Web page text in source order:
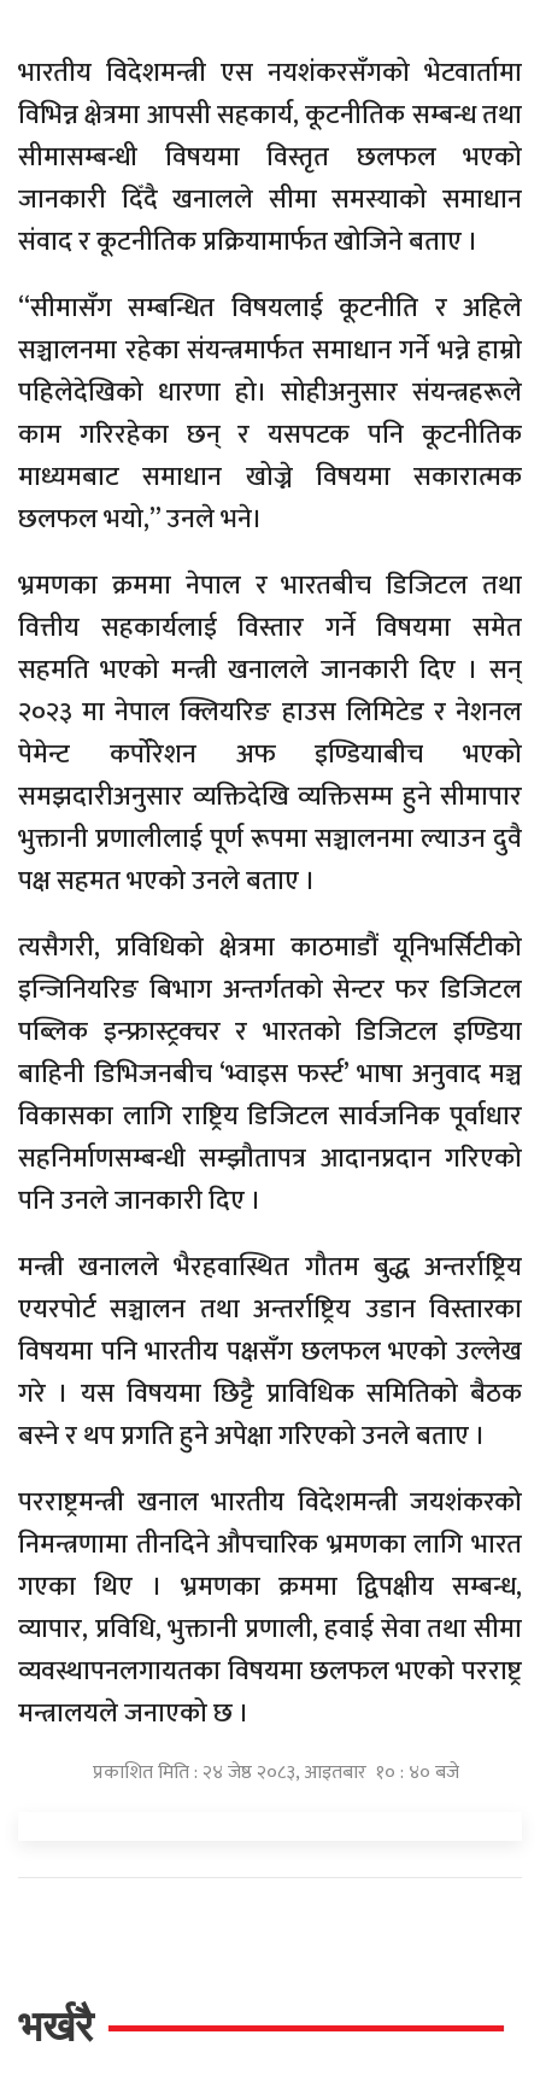
भारतीय विदेशमन्त्री एस नयशंकरसँगको भेटवार्तामा
विभिन्न क्षेत्रमा आपसी सहकार्य, कूटनीतिक सम्बन्ध तथा
सीमासम्बन्धी विषयमा विस्तृत छलफल भएको
जानकारी दिँदै खनालले सीमा समस्याको समाधान
संवाद र कूटनीतिक प्रक्रियामार्फत खोजिने बताए ।
“सीमासँग सम्बन्धित विषयलाई कूटनीति र अहिले
सञ्चालनमा रहेका संयन्त्रमार्फत समाधान गर्ने भन्ने हाम्रो
पहिलेदेखिको धारणा हो। सोहीअनुसार संयन्त्रहरूले
काम गरिरहेका छन् र यसपटक पनि कूटनीतिक
माध्यमबाट समाधान खोज्ने विषयमा सकारात्मक
छलफल भयो,” उनले भने।
भ्रमणका क्रममा नेपाल र भारतबीच डिजिटल तथा
वित्तीय सहकार्यलाई विस्तार गर्ने विषयमा समेत
सहमति भएको मन्त्री खनालले जानकारी दिए । सन्
२०२३ मा नेपाल क्लियरिङ हाउस लिमिटेड र नेशनल
पेमेन्ट कर्पोरेशन अफ इण्डियाबीच भएको
समझदारीअनुसार व्यक्तिदेखि व्यक्तिसम्म हुने सीमापार
भुक्तानी प्रणालीलाई पूर्ण रूपमा सञ्चालनमा ल्याउन दुवै
पक्ष सहमत भएको उनले बताए ।
त्यसैगरी, प्रविधिको क्षेत्रमा काठमाडौं यूनिभर्सिटीको
इन्जिनियरिङ बिभाग अन्तर्गतको सेन्टर फर डिजिटल
पब्लिक इन्फ्रास्ट्रक्चर र भारतको डिजिटल इण्डिया
बाहिनी डिभिजनबीच ‘भ्वाइस फर्स्ट’ भाषा अनुवाद मञ्च
विकासका लागि राष्ट्रिय डिजिटल सार्वजनिक पूर्वाधार
सहनिर्माणसम्बन्धी सम्झौतापत्र आदानप्रदान गरिएको
पनि उनले जानकारी दिए ।
मन्त्री खनालले भैरहवास्थित गौतम बुद्ध अन्तर्राष्ट्रिय
एयरपोर्ट सञ्चालन तथा अन्तर्राष्ट्रिय उडान विस्तारका
विषयमा पनि भारतीय पक्षसँग छलफल भएको उल्लेख
गरे । यस विषयमा छिट्टै प्राविधिक समितिको बैठक
बस्ने र थप प्रगति हुने अपेक्षा गरिएको उनले बताए ।
परराष्ट्रमन्त्री खनाल भारतीय विदेशमन्त्री जयशंकरको
निमन्त्रणामा तीनदिने औपचारिक भ्रमणका लागि भारत
गएका थिए । भ्रमणका क्रममा द्विपक्षीय सम्बन्ध,
व्यापार, प्रविधि, भुक्तानी प्रणाली, हवाई सेवा तथा सीमा
व्यवस्थापनलगायतका विषयमा छलफल भएको परराष्ट्र
मन्त्रालयले जनाएको छ ।
प्रकाशित मिति : २४ जेष्ठ २०८३, आइतबार १० : ४० बजे
भर्खरै